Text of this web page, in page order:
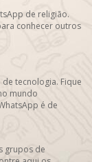
de religião.
conhecer outros
tecnologia. Fique
mundo
é de
grupos de